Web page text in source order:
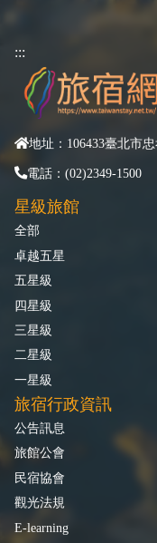
:::
地址：106433臺北市
電話：(02)2349-1500
星級旅館
全部
卓越五星
五星級
四星級
三星級
二星級
一星級
旅宿行政資訊
公告訊息
旅館公會
民宿協會
觀光法規
E-learning